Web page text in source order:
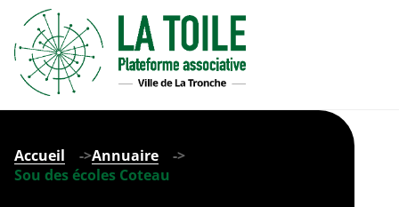
Panneau de gestion des cookies
Accueil
Annuaire
Sou des écoles Coteau